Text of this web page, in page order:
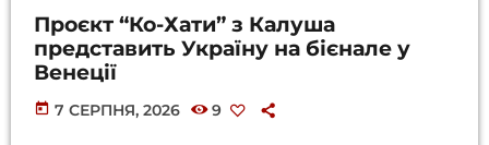
Проєкт “Ко-Хати” з Калуша
представить Україну на бієнале у
Венеції
today 7 СЕРПНЯ, 2026 9